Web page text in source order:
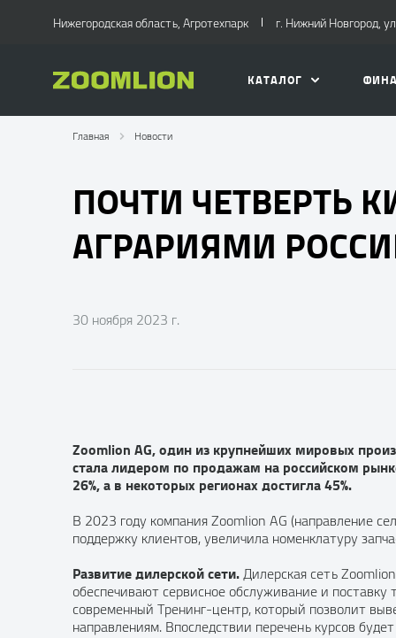
Нижегородская область, Агротехпарк г. Нижний Новгород,
КАТАЛОГ
Главная Новости
ПОЧТИ ЧЕТВЕРТЬ
АГРАРИЯМИ
30 ноября 2023 г.
Zoomlion AG, один из крупнейших мировых
стала лидером по продажам на российском
26%, а в некоторых регионах достигла 45%.
В 2023 году компания Zoomlion AG (направление
поддержку клиентов, увеличила номенклатуру
Развитие дилерской сети.Дилерская сеть
обеспечивают сервисное обслуживание и
современный Тренинг-центр, который позволит
направлениям. Впоследствии перечень курсов